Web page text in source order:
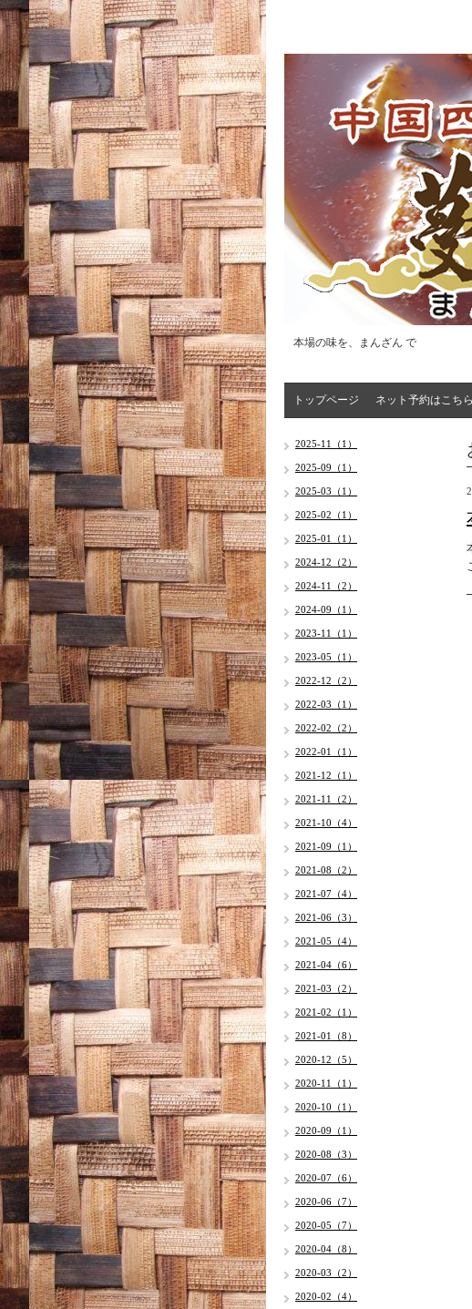
本場の味を、まんざん で
トップページ ネット予約はこちら
2025-11（1）
2025-09（1）
2025-03（1）
2025-02（1）
2025-01（1）
2024-12（2）
2024-11（2）
2024-09（1）
2023-11（1）
2023-05（1）
2022-12（2）
2022-03（1）
2022-02（2）
2022-01（1）
2021-12（1）
2021-11（2）
2021-10（4）
2021-09（1）
2021-08（2）
2021-07（4）
2021-06（3）
2021-05（4）
2021-04（6）
2021-03（2）
2021-02（1）
2021-01（8）
2020-12（5）
2020-11（1）
2020-10（1）
2020-09（1）
2020-08（3）
2020-07（6）
2020-06（7）
2020-05（7）
2020-04（8）
2020-03（2）
2020-02（4）